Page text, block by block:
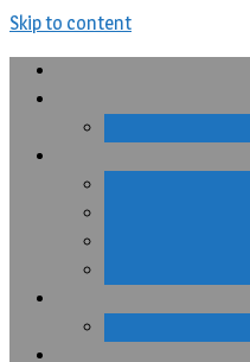
Skip to content